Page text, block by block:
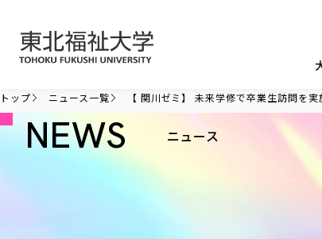
トップ ニュース一覧 【 関川ゼミ】 未来学修で卒業生訪問を
NEWS ニュース